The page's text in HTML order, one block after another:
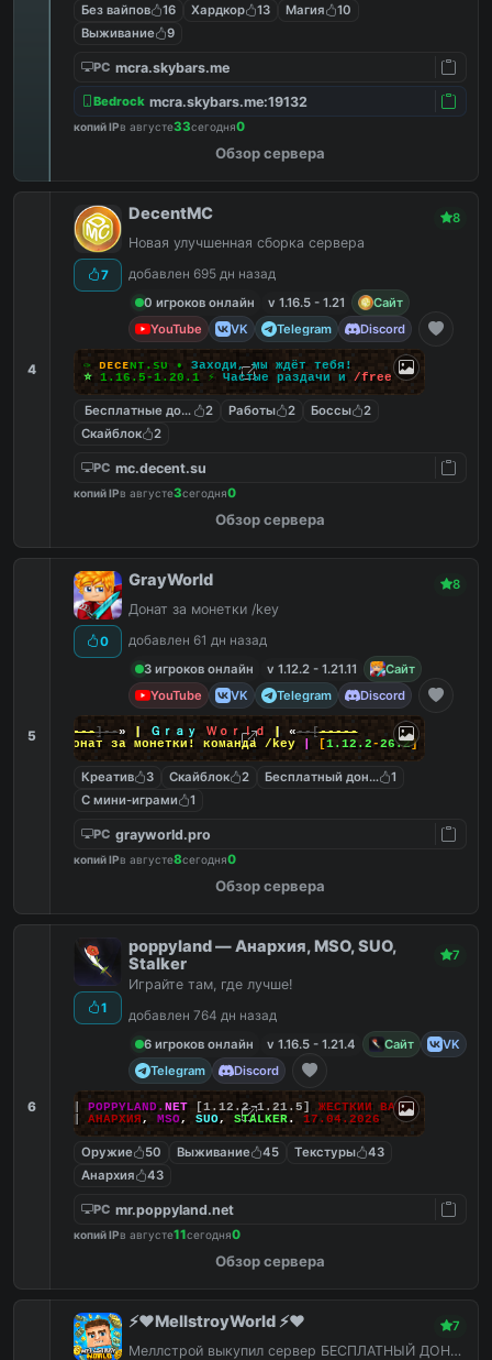
Без вайпов 16 Хардкор 13 Магия
10
Выживание
9
PC mcra.skybars.me
Bedrock mcra.skybars.me:19132
копий IPв августе33сегодня0
Обзор сервера
4
7
DecentMC 8
Новая улучшенная сборка сервера
добавлен 695 дн назад
0 игроков онлайн
v 1.16.5 - 1.21
Сайт
YouTube
VK Telegram Discord
✑ ᴅᴇᴄᴇɴᴛ. sᴜ •
Заходи, мы ждёт тебя!
⭐
1.16.5-1.20.1 ⚡ Частые раздачи и /free
Бесплатные донат кейсы
2 Работы 2 Боссы
2
Скайблок
2
PC mc.decent.su
копий IPв августе3сегодня0
Обзор сервера
5
0
GrayWorld 8
Донат за монетки /key
добавлен 61 дн назад
3 игроков онлайн
v 1.12.2 - 1.21.11
Сайт
YouTube
VK Telegram Discord
-----]--» Ｇｒａｙ Ｗｏｒｌｄ «--[-----
Донат за монетки! команда /key | [1.12.2-26.2]
Креатив 3 Скайблок 2 Бесплатный донат 1
С мини-играми
1
PC grayworld.pro
копий IPв августе8сегодня0
Обзор сервера
6
1
poppyland — Анархия, MSO, SUO,
Stalker
7
Играйте там, где лучше!
добавлен 764 дн назад
6 игроков онлайн
v 1.16.5 - 1.21.4 Сайт
VK
Telegram
Discord
POPPYLAND. NET[1.12.2-1.21.5] ЖЕСТКИЙ ВАЙП!
АНАРХИЯ, MSO, SUO, STALKER. 17.04.2026
Оружие 50 Выживание 45 Текстуры
43
Анархия
43
PC mr.poppyland.net
копий IPв августе11сегодня0
Обзор сервера
⚡️❤️MellstroyWorld ⚡️❤️ 7
Меллстрой выкупил сервер БЕСПЛАТНЫЙ ДОНАТ